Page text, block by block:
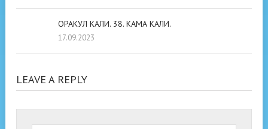
ОРАКУЛ КАЛИ. 38. КАМА КАЛИ.
17.09.2023
LEAVE A REPLY